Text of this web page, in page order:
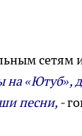
сетям
на «Ютуб»,
песни, -